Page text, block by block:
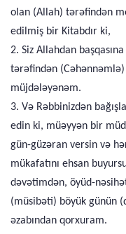
olan (Allah) tərəfindən
edilmiş bir Kitabdır ki,
2. Siz Allahdan
tərəfindən
müjdələyənəm.
3. Və Rəbbinizdən
edin ki, müəyyən bir
gün-güzəran versin və
mükafatını ehsan
dəvətimdən, öyüd-
(müsibəti) böyük günün
əzabından qorxuram.